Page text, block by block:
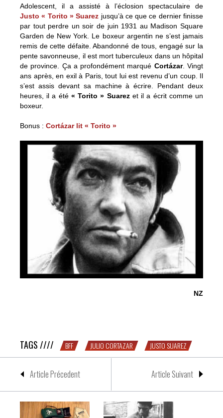
Adolescent, il a assisté à l’éclosion spectaculaire de
Justo « Torito » Suarez jusqu’à ce que ce dernier finisse
par tout perdre un soir de juin 1931 au Madison Square
Garden de New York. Le boxeur argentin ne s’est jamais
remis de cette défaite. Abandonné de tous, engagé sur la
pente savonneuse, il est mort tuberculeux dans un hôpital
de province. Ça a profondément marqué Cortázar. Vingt
ans après, en exil à Paris, tout lui est revenu d’un coup. Il
s’est assis devant sa machine à écrire. Pendant deux
heures, il a été « Torito » Suarezet il a écrit comme un
boxeur.
Bonus : Cortázar lit « Torito »
NZ
TAGS //// BFF JULIO CORTAZAR JUSTO SUAREZ
Article Précedent Article Suivant